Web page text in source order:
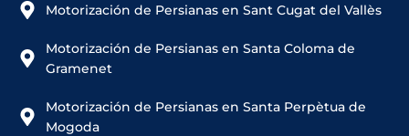
Motorización de Persianas en Sant Cugat del Vallès
Motorización de Persianas en Santa Coloma de
Gramenet
Motorización de Persianas en Santa Perpètua de
Mogoda